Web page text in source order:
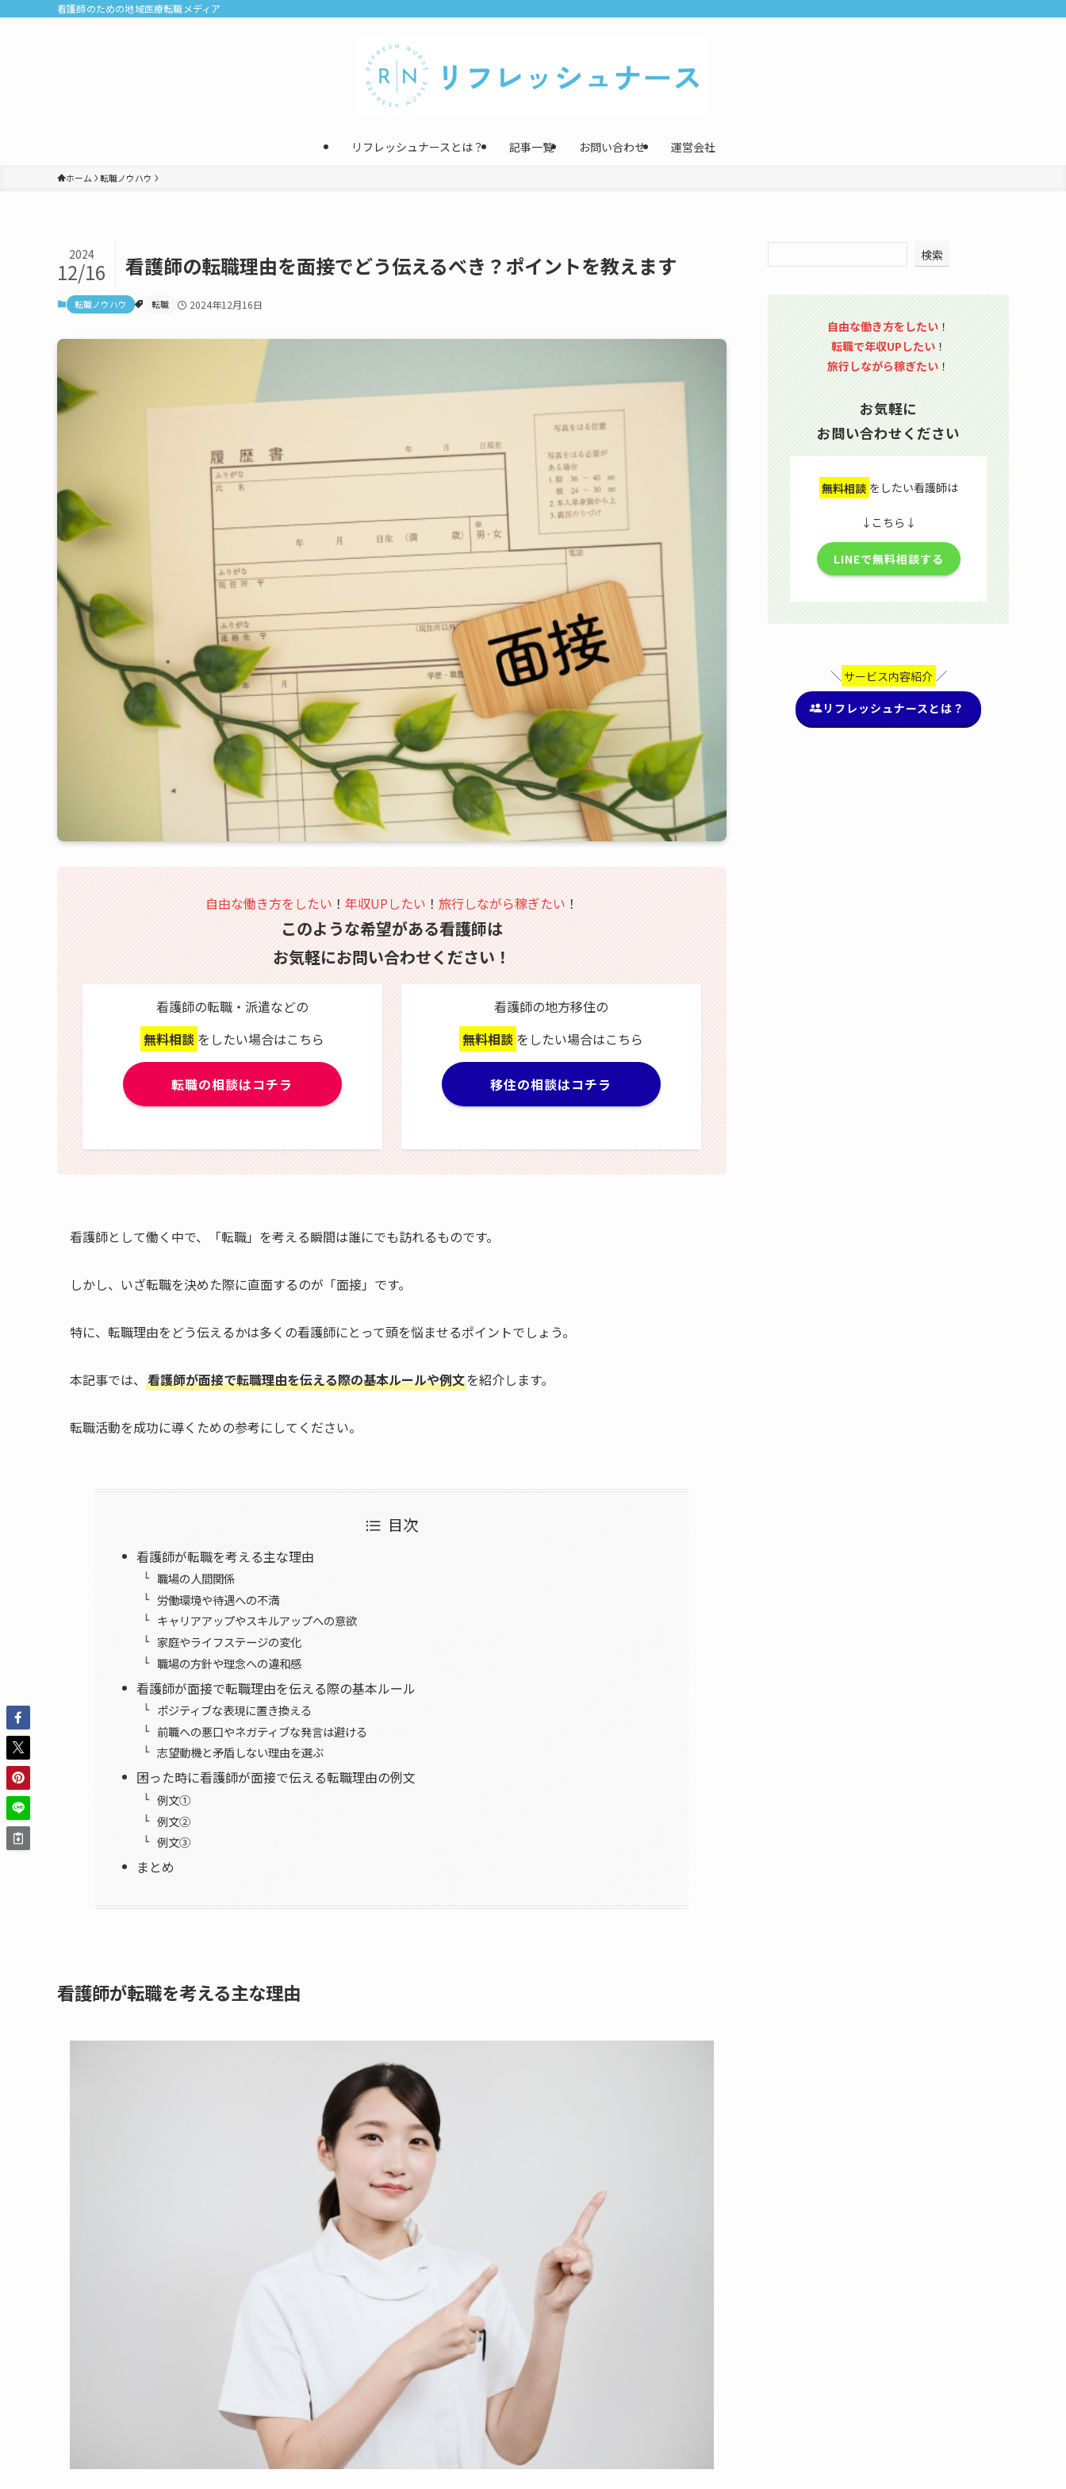
看護師のための地域医療転職メディア
リフレッシュナースとは？ 記事一覧 お問い合わせ 運営会社
ホーム 転職ノウハウ
看護師の転職理由を面接でどう伝えるべき？ポイントを教えます
2024
12/16
転職ノウハウ 転職 2024年12月16日
自由な働き方をしたい ！ 年収UPしたい ！ 旅行しながら稼ぎたい ！
このような希望がある看護師は
お気軽にお問い合わせください！
看護師の転職・派遣などの
無料相談 をしたい場合はこちら
転職の相談はコチラ
看護師の地方移住の
無料相談 をしたい場合はこちら
移住の相談はコチラ
看護師として働く中で、「転職」を考える瞬間は誰にでも訪れるものです。
しかし、いざ転職を決めた際に直面するのが「面接」です。
特に、転職理由をどう伝えるかは多くの看護師にとって頭を悩ませるポイントでしょう。
本記事では、 看護師が面接で転職理由を伝える際の基本ルールや例文を紹介します。
転職活動を成功に導くための参考にしてください。
目次
看護師が転職を考える主な理由
職場の人間関係
労働環境や待遇への不満
キャリアアップやスキルアップへの意欲
家庭やライフステージの変化
職場の方針や理念への違和感
看護師が面接で転職理由を伝える際の基本ルール
ポジティブな表現に置き換える
前職への悪口やネガティブな発言は避ける
志望動機と矛盾しない理由を選ぶ
困った時に看護師が面接で伝える転職理由の例文
例文①
例文②
例文③
まとめ
看護師が転職を考える主な理由
検索
自由な働き方をしたい ！
転職で年収UPしたい！
旅行しながら稼ぎたい ！
お気軽に
お問い合わせください
無料相談 をしたい看護師は
↓こちら↓
LINEで無料相談する
＼ サービス内容紹介 ／
リフレッシュナースとは？